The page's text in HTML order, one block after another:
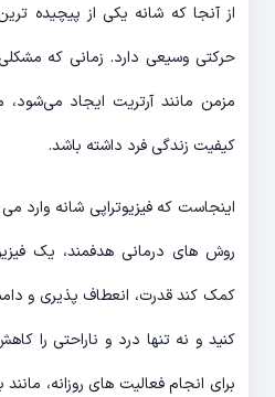
از آنجا که شانه یکی از پیچیده
حرکتی وسیعی دارد. زمانی که
مزمن مانند آرتریت ایجاد می‌شود،
کیفیت زندگی فرد داشته باشد.
اینجاست که فیزیوتراپی شانه وارد
روش های درمانی هدفمند، یک
کمک کند قدرت، انعطاف پذیری و
کنید و نه تنها درد و ناراحتی را
برای انجام فعالیت های روزانه،